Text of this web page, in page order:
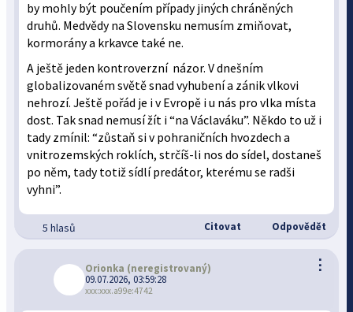
by mohly být poučením případy jiných chráněných
druhů. Medvědy na Slovensku nemusím zmiňovat,
kormorány a krkavce také ne.
A ještě jeden kontroverzní názor. V dnešním
globalizovaném světě snad vyhubení a zánik vlkovi
nehrozí. Ještě pořád je i v Evropě i u nás pro vlka místa
dost. Tak snad nemusí žít i “na Václaváku”. Někdo to už i
tady zmínil: “zůstaň si v pohraničních hvozdech a
vnitrozemských roklích, strčíš-li nos do sídel, dostaneš
po něm, tady totiž sídlí predátor, kterému se radši
vyhni”.
5 hlasů Citovat Odpovědět
⋮
Orionka (neregistrovaný)
09.07.2026, 03:59:28
xxx:xxx.a99e:4742